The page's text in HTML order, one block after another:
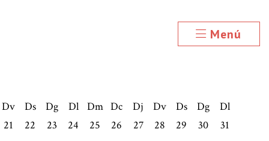
Menú
Dv
21
Ds
22
Dg
23
Dl
24
Dm
25
Dc
26
Dj
27
Dv
28
Ds
29
Dg
30
Dl
31